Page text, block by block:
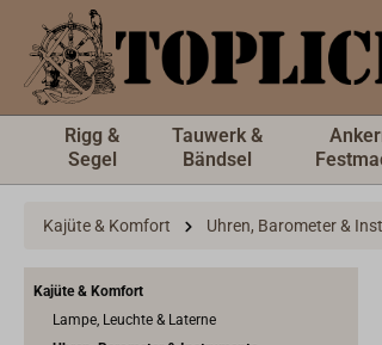
springen
Rigg &
Segel
Tauwerk &
Bändsel
Kajüte & Komfort Uhren, Barometer &
Kajüte & Komfort
Lampe, Leuchte & Laterne